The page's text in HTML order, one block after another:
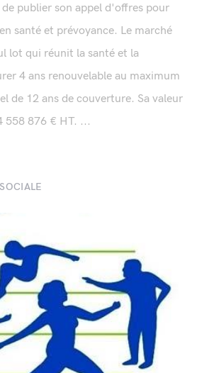
publier son appel d'offres pour
santé et prévoyance. Le marché
lot qui réunit la santé et la
4 ans renouvelable au maximum
de 12 ans de couverture. Sa valeur
558 876 € HT. ...